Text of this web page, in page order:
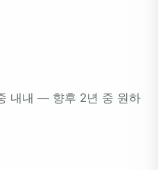
내내 — 향후 2년 중 원하